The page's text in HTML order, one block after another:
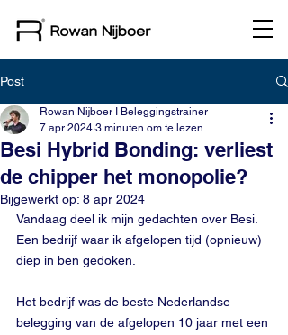
Post
Besi Hybrid Bonding: verliest
de chipper het monopolie?
Rowan Nijboer I Beleggingstrainer
7 apr 2024 3 minuten om te lezen
Bijgewerkt op: 8 apr 2024
Vandaag deel ik mijn gedachten over Besi.
Een bedrijf waar ik afgelopen tijd (opnieuw)
diep in ben gedoken.
Het bedrijf was de beste Nederlandse
belegging van de afgelopen 10 jaar met een